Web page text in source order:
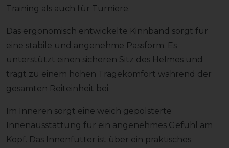
Training als auch für Turniere.
Das ergonomisch entwickelte Kinnband sorgt für
eine stabile und angenehme Passform. Es
unterstützt einen sicheren Sitz des Helmes und
trägt zu einem hohen Tragekomfort während der
gesamten Reiteinheit bei.
Im Inneren sorgt eine weich gepolsterte
Innenausstattung für ein angenehmes Gefühl am
Kopf. Das Innenfutter ist über ein praktisches